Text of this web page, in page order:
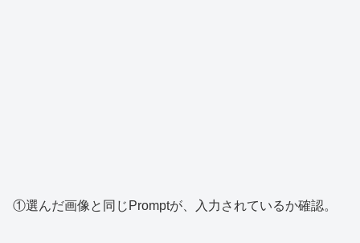
①選んだ画像と同じPromptが、入力されているか確認。